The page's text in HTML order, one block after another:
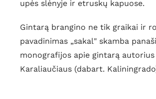
upės slėnyje ir etruskų kapuose.
Gintarą brangino ne tik graikai ir
pavadinimas „sakal" skamba
monografijos apie gintarą
Karaliaučiaus (dabart.